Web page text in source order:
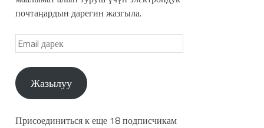
почтаңардын дарегин жазгыла.
Жазылуу
Присоединиться к еще 18 подписчикам